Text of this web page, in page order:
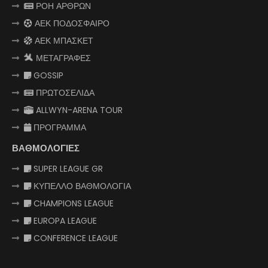
ΡΟΗ ΑΡΘΡΩΝ
ΑΕΚ ΠΟΔΟΣΦΑΙΡΟ
ΑΕΚ ΜΠΑΣΚΕΤ
ΜΕΤΑΓΡΑΦΕΣ
GOSSIP
ΠΡΩΤΟΣΕΛΙΔΑ
ALLWYN-ARENA TOUR
ΠΡΟΓΡΑΜΜΑ
ΒΑΘΜΟΛΟΓΙΕΣ
SUPER LEAGUE GR
ΚΥΠΕΛΛΟ ΒΑΘΜΟΛΟΓΙΑ
CHAMPIONS LEAGUE
EUROPA LEAGUE
CONFERENCE LEAGUE